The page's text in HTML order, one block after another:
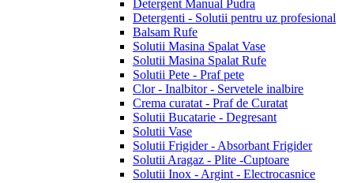
Detergent Manual Pudra
Detergenti - Solutii pentru uz profesional
Balsam Rufe
Solutii Masina Spalat Vase
Solutii Masina Spalat Rufe
Solutii Pete - Praf pete
Clor - Inalbitor - Servetele inalbire
Crema curatat - Praf de Curatat
Solutii Bucatarie - Degresant
Solutii Vase
Solutii Frigider - Absorbant Frigider
Solutii Aragaz - Plite -Cuptoare
Solutii Inox - Argint - Electrocasnice